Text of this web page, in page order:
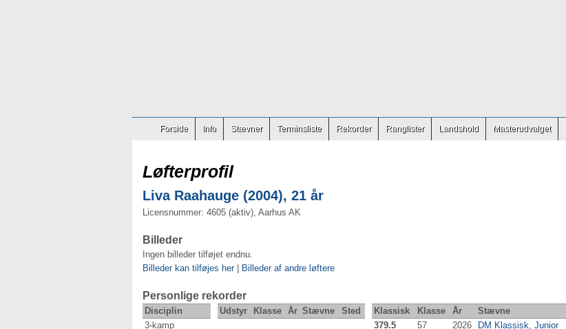
Forside Info Stævner Terminsliste Rekorder Ranglister Landshold Masterudvalget
Løfterprofil
Liva Raahauge (2004), 21 år
Licensnummer: 4605 (aktiv), Aarhus AK
Billeder
Ingen billeder tilføjet endnu.
Billeder kan tilføjes her| Billeder af andre løftere
Personlige rekorder
Disciplin Udstyr Klasse År Stævne Sted Klassisk Klasse År Stævne
3-kamp
379.5 57 2026 DM Klassisk, Junior